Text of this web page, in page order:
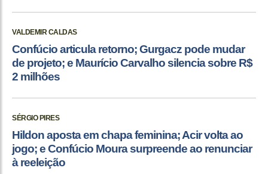
VALDEMIR CALDAS
Confúcio articula retorno; Gurgacz pode mudar
de projeto; e Maurício Carvalho silencia sobre R$
2 milhões
SÉRGIO PIRES
Hildon aposta em chapa feminina; Acir volta ao
jogo; e Confúcio Moura surpreende ao renunciar
à reeleição